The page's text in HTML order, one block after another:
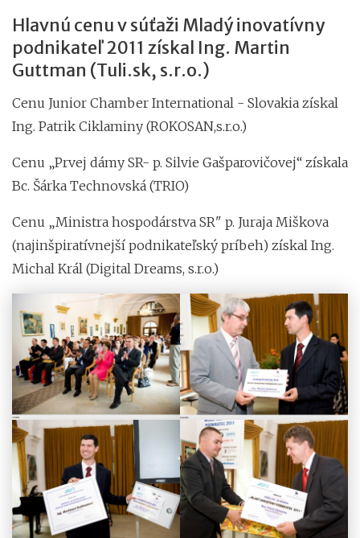
Hlavnú cenu v súťaži Mladý inovatívny
podnikateľ 2011 získal Ing. Martin
Guttman (Tuli.sk, s.r.o.)
Cenu Junior Chamber International - Slovakia získal
Ing. Patrik Ciklaminy (ROKOSAN,s.r.o.)
Cenu „Prvej dámy SR- p. Silvie Gašparovičovej“ získala
Bc. Šárka Technovská (TRIO)
Cenu „Ministra hospodárstva SR" p. Juraja Miškova
(najinšpiratívnejší podnikateľský príbeh) získal Ing.
Michal Král (Digital Dreams, s.r.o.)